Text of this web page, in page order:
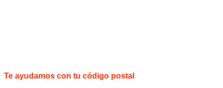
Te ayudamos con tu código postal